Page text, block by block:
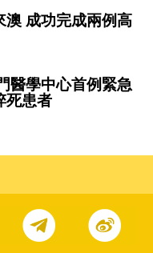
澳 成功完成兩例高
醫學中心首例緊急
死患者